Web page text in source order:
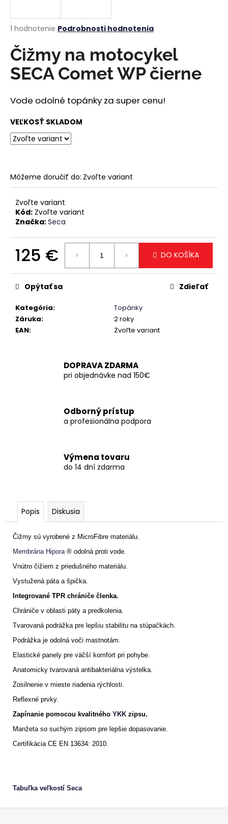
Priemerné
produktu
je
5,0
z
hviezdičiek.
1 hodnotenie Podrobnosti hodnotenia
Čižmy na motocykel
SECA Comet WP čierne
Vode odolné topánky za super cenu!
VEĽKOSŤ SKLADOM
Môžeme doručiť do: Zvoľte variant
Zvoľte variant
Kód: Zvoľte variant
Značka:Seca
125 €
cena:
DO KOŠÍKA
Kategória:
Topánky
Záruka:
2 roky
EAN: Zvoľte variant
Opýtať sa Zdieľať
DOPRAVA ZDARMA
pri objednávke nad 150€
Odborný prístup
a profesionálna podpora
Výmena tovaru
do 14 dní zdarma
Popis Diskusia
Čižmy sú vyrobené z MicroFibre materiálu.
Membrána Hipora ® odolná proti vode.
Vnútro čižiem z priedušného materiálu.
Vystužená päta a špička.
Integrované TPR chrániče členka.
Chrániče v oblasti päty a predkolenia.
Tvarovaná podrážka pre lepšiu stabilitu na stúpačkách.
Podrážka je odolná voči mastnotám.
Elastické panely pre väčší komfort pri pohybe.
Anatomicky tvarovaná antibakteriálna výstelka.
Zosilnenie v mieste riadenia rýchlosti.
Reflexné prvky.
Zapínanie pomocou kvalitného YKK zipsu.
Manžeta so suchým zipsom pre lepšie dopasovanie.
Certifikácia CE EN 13634: 2010.
Tabuľka veľkostí Seca
j
ť
?
d
p
ú
a
m